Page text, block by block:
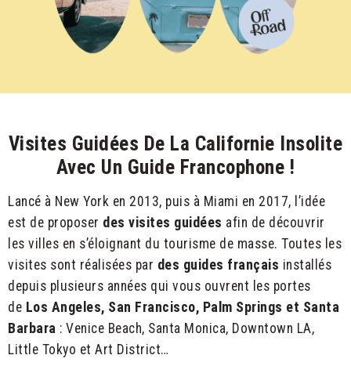
Visites Guidées De La Californie Insolite
Avec Un Guide Francophone !
Lancé à New York en 2013, puis à Miami en 2017, l’idée
est de proposer des visites guidées afin de découvrir
les villes en s’éloignant du tourisme de masse. Toutes les
visites sont réalisées par des guides français installés
depuis plusieurs années qui vous ouvrent les portes
de Los Angeles, San Francisco, Palm Springs et Santa
Barbara : Venice Beach, Santa Monica, Downtown LA,
Little Tokyo et Art District…